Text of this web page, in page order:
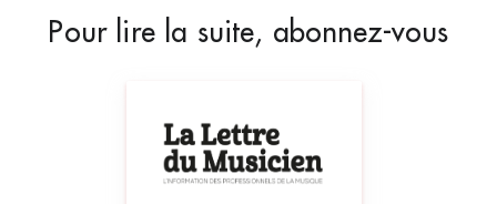
Pour lire la suite, abonnez-vous